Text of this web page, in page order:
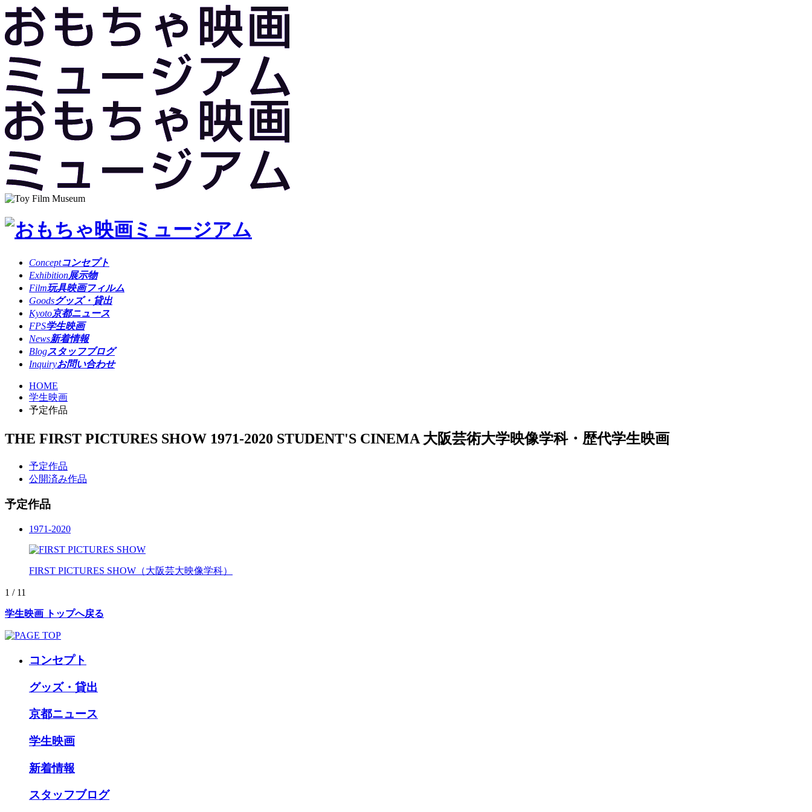
Conceptコンセプト
Exhibition展示物
Film玩具映画フィルム
Goodsグッズ・貸出
Kyoto京都ニュース
FPS学生映画
News新着情報
Blogスタッフブログ
Inquiryお問い合わせ
HOME
学生映画
予定作品
THE FIRST PICTURES SHOW 1971-2020 STUDENT'S CINEMA 大阪芸術大学映像学科・歴代学生映画
予定作品
公開済み作品
予定作品
1971‐2020
FIRST PICTURES SHOW（大阪芸大映像学科）
1 / 11
学生映画 トップへ戻る
コンセプト
グッズ・貸出
京都ニュース
学生映画
新着情報
スタッフブログ